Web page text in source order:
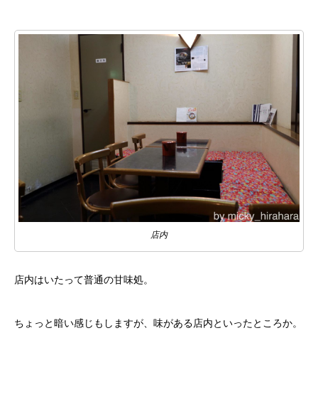
店内
店内はいたって普通の甘味処。
ちょっと暗い感じもしますが、味がある店内といったところか。